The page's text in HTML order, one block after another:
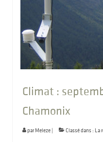
Climat :
Chamonix
parMeleze | Classé dans : La